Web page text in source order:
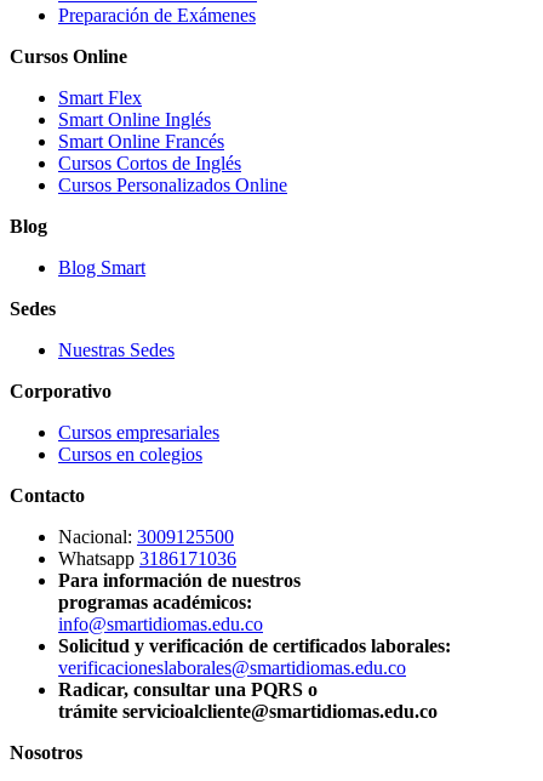
Preparación de Exámenes
Cursos Online
Smart Flex
Smart Online Inglés
Smart Online Francés
Cursos Cortos de Inglés
Cursos Personalizados Online
Blog
Blog Smart
Sedes
Nuestras Sedes
Corporativo
Cursos empresariales
Cursos en colegios
Contacto
Nacional: 3009125500
Whatsapp 3186171036
Para información de nuestros
programas académicos:
info@smartidiomas.edu.co
Solicitud y verificación de certificados laborales:
verificacioneslaborales@smartidiomas.edu.co
Radicar, consultar una PQRS o
trámite servicioalcliente@smartidiomas.edu.co
Nosotros